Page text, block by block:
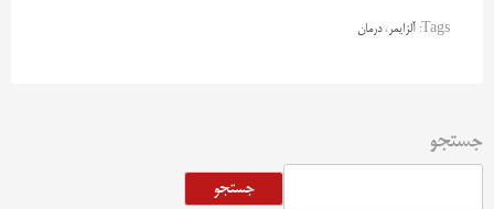
Tags: آلزایمر،درمان
جستجو
جستجو